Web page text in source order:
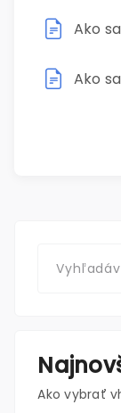
Ako
Ako
Ako vybrať